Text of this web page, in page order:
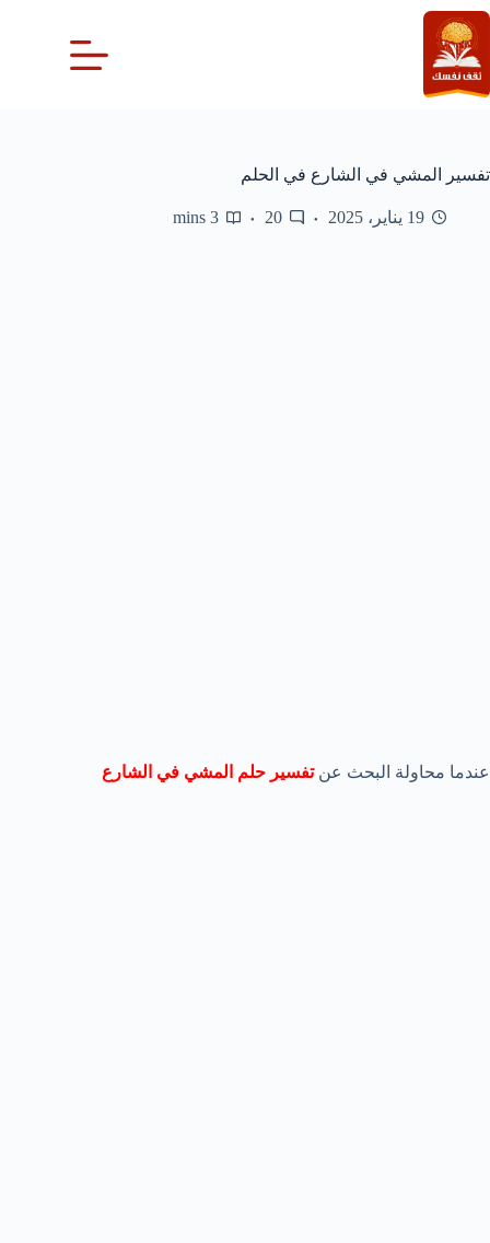
التجاوز
إلى
المحتوى
تفسير المشي في الشارع في الحلم
19 يناير، 2025 20
3 mins
عندما محاولة البحث عنتفسير حلم المشي في الشارع